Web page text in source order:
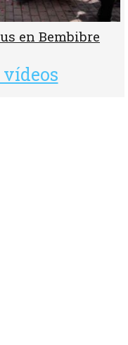
en Bembibre